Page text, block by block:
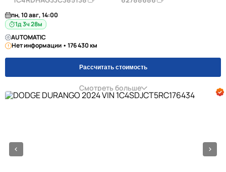
пн, 10 авг, 14:00
1д 3ч 28м
AUTOMATIC
Нет информации • 176 430 км
Рассчитать стоимость
Смотреть больше